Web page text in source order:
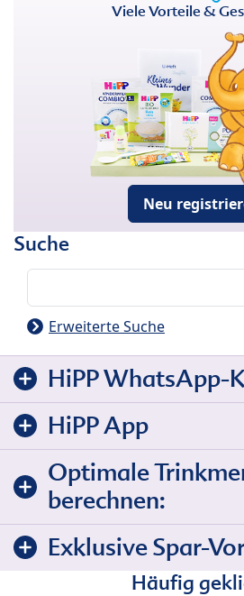
Viele Vorteile &
Neu
Suche
Erweiterte Suche
HiPP WhatsApp-
HiPP App
Optimale
berechnen:
Exklusive Spar-
Häufig